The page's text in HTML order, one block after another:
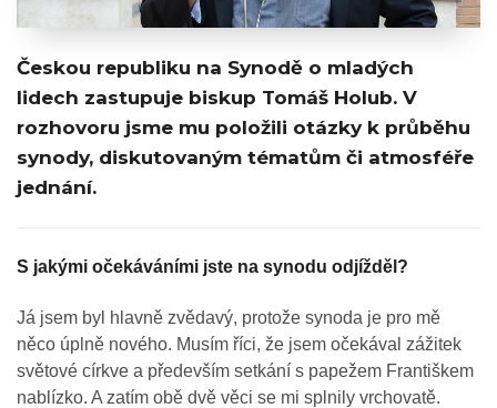
Českou republiku na Synodě o mladých
lidech zastupuje biskup Tomáš Holub. V
rozhovoru jsme mu položili otázky k průběhu
synody, diskutovaným tématům či atmosféře
jednání.
S jakými očekáváními jste na synodu odjížděl?
Já jsem byl hlavně zvědavý, protože synoda je pro mě
něco úplně nového. Musím říci, že jsem očekával zážitek
světové církve a především setkání s papežem Františkem
nablízko. A zatím obě dvě věci se mi splnily vrchovatě.